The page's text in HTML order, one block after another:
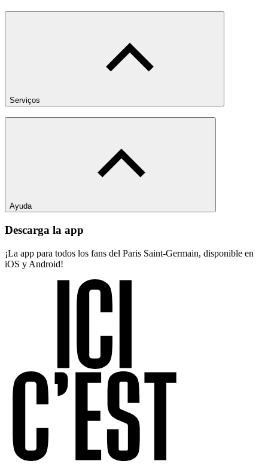
Serviços
Ayuda
Descarga la app
¡La app para todos los fans del Paris Saint-Germain, disponible en
iOS y Android!